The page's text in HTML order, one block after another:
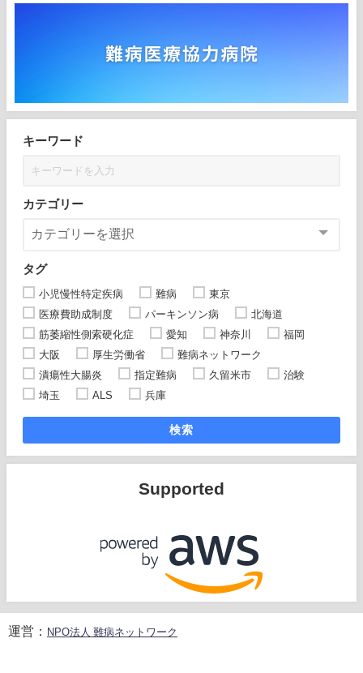
キーワード
カテゴリー
タグ
小児慢性特定疾病 難病
東京
医療費助成制度
パーキンソン病
北海道
筋萎縮性側索硬化症
愛知 神奈川
福岡
大阪
厚生労働省
難病ネットワーク
潰瘍性大腸炎
指定難病 久留米市
治験
埼玉
ALS 兵庫
検索
Supported
運営： NPO法人 難病ネットワーク